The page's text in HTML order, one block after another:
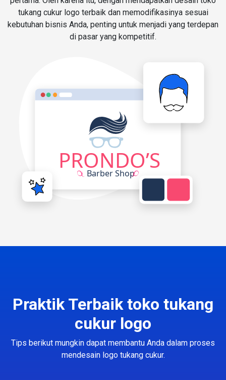
tukang cukur logo terbaik dan memodifikasinya sesuai
kebutuhan bisnis Anda, penting untuk menjadi yang terdepan
di pasar yang kompetitif.
Praktik Terbaik toko tukang
cukur logo
Tips berikut mungkin dapat membantu Anda dalam proses
mendesain logo tukang cukur.